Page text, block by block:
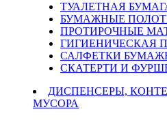
ТУАЛЕТНАЯ
БУМАЖНЫЕ
ПРОТИРОЧНЫЕ
ГИГИЕНИЧЕСКАЯ
САЛФЕТКИ
СКАТЕРТИ И
ДИСПЕНСЕРЫ,
МУСОРА